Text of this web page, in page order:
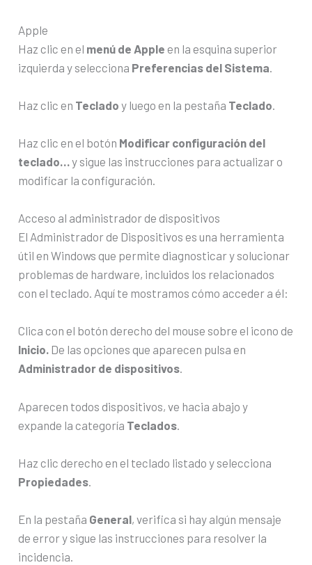
Apple
Haz clic en el menú de Apple en la esquina superior
izquierda y selecciona Preferencias del Sistema
Haz clic en Teclado y luego en la pestaña Teclado
Haz clic en el botón Modificar configuración del
teclado…y sigue las instrucciones para actualizar o
modificar la configuración.
Acceso al administrador de dispositivos
El Administrador de Dispositivos es una herramienta
útil en Windows que permite diagnosticar y solucionar
problemas de hardware, incluidos los relacionados
con el teclado. Aquí te mostramos cómo acceder a él:
Clica con el botón derecho del mouse sobre el icono de
Inicio. De las opciones que aparecen pulsa en
Administrador de dispositivos.
Aparecen todos dispositivos, ve hacia abajo y
expande la categoría Teclados
Haz clic derecho en el teclado listado y selecciona
Propiedades
En la pestaña General, verifica si hay algún mensaje
de error y sigue las instrucciones para resolver la
incidencia.